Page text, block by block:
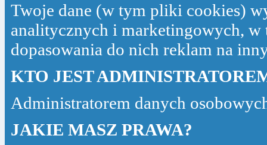
Twoje dane (w tym pliki cookies)
analitycznych i marketingowych, w
dopasowania do nich reklam na
KTO JEST
Administratorem danych
JAKIE MASZ PRAWA?